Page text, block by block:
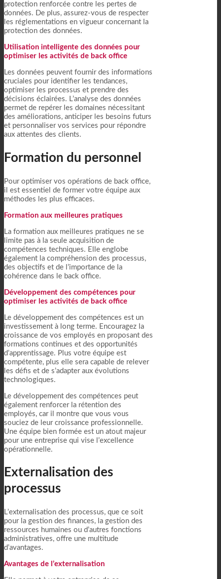
protection renforcée contre les pertes de
données. De plus, assurez-vous de respecter
les réglementations en vigueur concernant la
protection des données.
Utilisation intelligente des données pour
optimiser les activités de back office
Les données peuvent fournir des informations
cruciales pour identifier les tendances,
optimiser les processus et prendre des
décisions éclairées. L’analyse des données
permet de repérer les domaines nécessitant
des améliorations, anticiper les besoins futurs
et personnaliser vos services pour répondre
aux attentes des clients.
Formation du personnel
Pour optimiser vos opérations de back office,
il est essentiel de former votre équipe aux
méthodes les plus efficaces.
Formation aux meilleures pratiques
La formation aux meilleures pratiques ne se
limite pas à la seule acquisition de
compétences techniques. Elle englobe
également la compréhension des processus,
des objectifs et de l’importance de la
cohérence dans le back office.
Développement des compétences pour
optimiser les activités de back office
Le développement des compétences est un
investissement à long terme. Encouragez la
croissance de vos employés en proposant des
formations continues et des opportunités
d’apprentissage. Plus votre équipe est
compétente, plus elle sera capable de relever
les défis et de s’adapter aux évolutions
technologiques.
Le développement des compétences peut
également renforcer la rétention des
employés, car il montre que vous vous
souciez de leur croissance professionnelle.
Une équipe bien formée est un atout majeur
pour une entreprise qui vise l’excellence
opérationnelle.
Externalisation des
processus
L’externalisation des processus, que ce soit
pour la gestion des finances, la gestion des
ressources humaines ou d’autres fonctions
administratives, offre une multitude
d’avantages.
Avantages de l’externalisation